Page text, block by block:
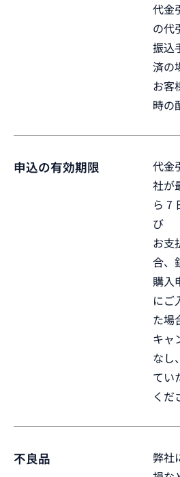
代金
の代
振込
済の
お客
時の
申込の有効期限
代金
社が
ら 7
び
お支
合、
購入
にご
た場
キャ
なし
てい
くだ
不良品
弊社